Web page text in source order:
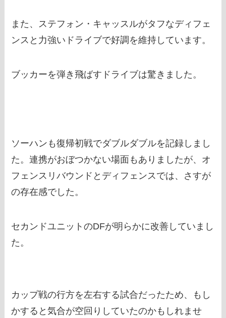
また、ステフォン・キャッスルがタフなディフェ
ンスと力強いドライブで好調を維持しています。
ブッカーを弾き飛ばすドライブは驚きました。
ソーハンも復帰初戦でダブルダブルを記録しまし
た。連携がおぼつかない場面もありましたが、オ
フェンスリバウンドとディフェンスでは、さすが
の存在感でした。
セカンドユニットのDFが明らかに改善していまし
た。
カップ戦の行方を左右する試合だったため、もし
かすると気合が空回りしていたのかもしれませ